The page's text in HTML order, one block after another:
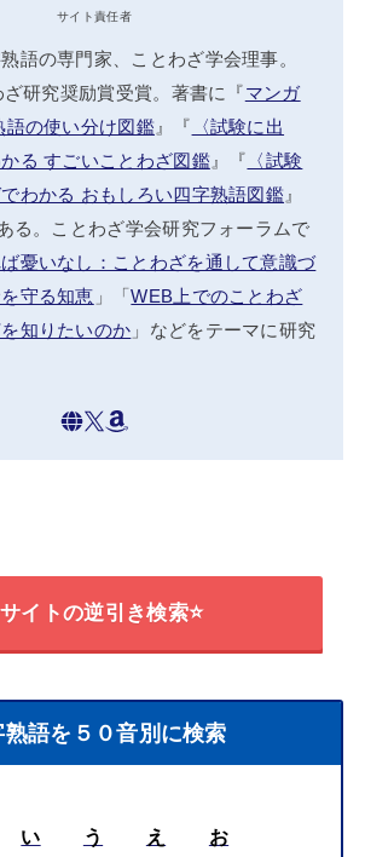
サイト責任者
語の専門家、ことわざ学会理事。
研究奨励賞受賞。著書に『マンガ
語の使い分け図鑑』『 〈試験に出
る すごいことわざ図鑑』『 〈試験
わかる おもしろい四字熟語図鑑 』
る。ことわざ学会研究フォーラムで
憂いなし：ことわざを通して意識づ
守る知恵 」「WEB上でのことわざ
知りたいのか 」などをテーマに研究
サイトの逆引き検索⭐
熟語を５０音別に検索
い う え
お